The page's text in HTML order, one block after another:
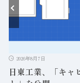
2026年8月7日
日東工業、「キャ